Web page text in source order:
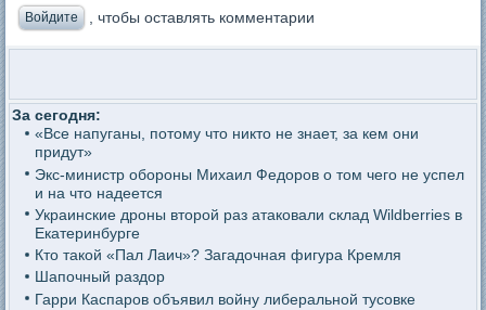
Войдите , чтобы оставлять комментарии
За сегодня:
«Все напуганы, потому что никто не знает, за кем они
придут»
Экс-министр обороны Михаил Федоров о том чего не успел
и на что надеется
Украинские дроны второй раз атаковали склад Wildberries в
Екатеринбурге
Кто такой «Пал Лаич»? Загадочная фигура Кремля
Шапочный раздор
Гарри Каспаров объявил войну либеральной тусовке